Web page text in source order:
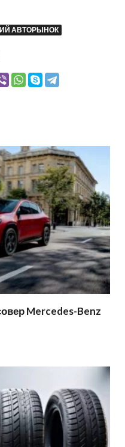
АВТОРЫНОК
Mercedes-Benz